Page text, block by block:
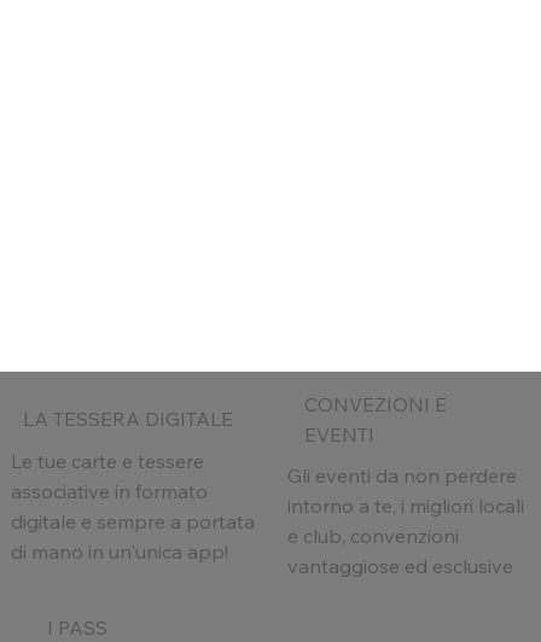
I PASS
LA TESSERA DIGITALE
Le tue carte e tessere
associative in formato
digitale e sempre a portata
di mano in un'unica app!
CONVEZIONI E
EVENTI
Gli eventi da non perdere
intorno a te, i migliori locali
e club, convenzioni
vantaggiose ed esclusive